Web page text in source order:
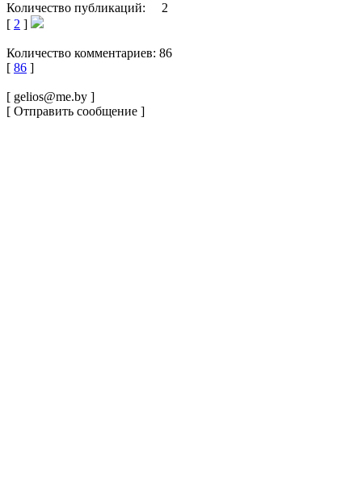
Количество публикаций: 2
[ 2 ]
Количество комментариев: 86
[ 86 ]
[ gelios@me.by ]
[ Отправить сообщение ]